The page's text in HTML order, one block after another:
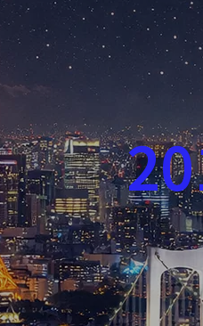
あなたの所属部屋を探そ
お知らせ
競馬